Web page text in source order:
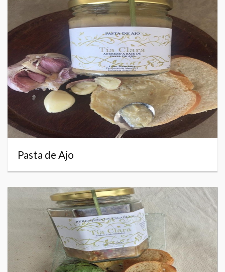
Pasta de Ajo